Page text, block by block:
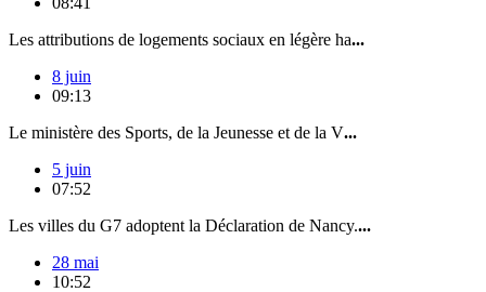
Les attributions de logements sociaux en légère ha...
8 juin
09:13
Le ministère des Sports, de la Jeunesse et de la V...
5 juin
07:52
Les villes du G7 adoptent la Déclaration de Nancy....
28 mai
10:52